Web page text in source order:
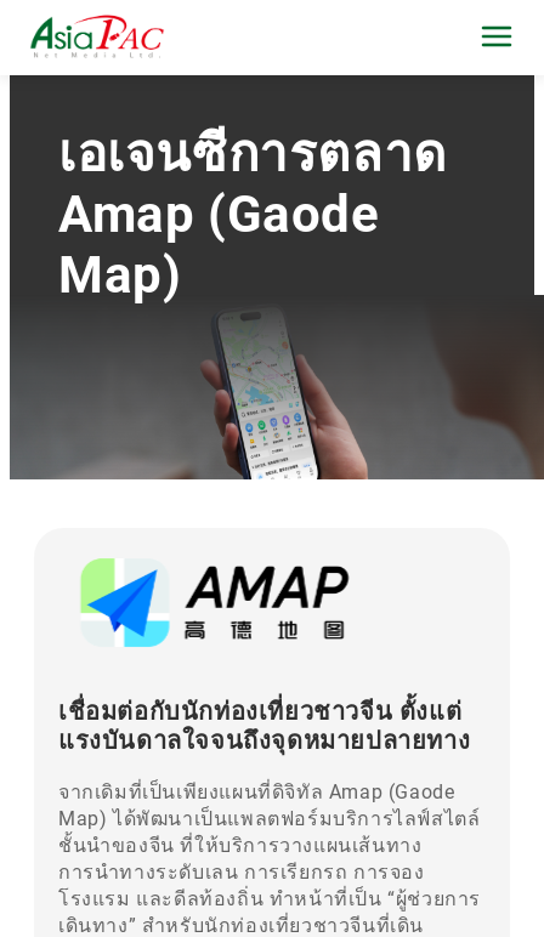
เอเจนซีการตลาด
Amap (Gaode
Map)
เชื่อมต่อกับนักท่องเที่ยวชาวจีน ตั้งแต่
แรงบันดาลใจจนถึงจุดหมายปลายทาง
จากเดิมที่เป็นเพียงแผนที่ดิจิทัล Amap (Gaode
Map) ได้พัฒนาเป็นแพลตฟอร์มบริการไลฟ์สไตล์
ชั้นนำของจีน ที่ให้บริการวางแผนเส้นทาง
การนำทางระดับเลน การเรียกรถ การจอง
โรงแรม และดีลท้องถิ่น ทำหน้าที่เป็น “ผู้ช่วยการ
เดินทาง” สำหรับนักท่องเที่ยวชาวจีนที่เดิน